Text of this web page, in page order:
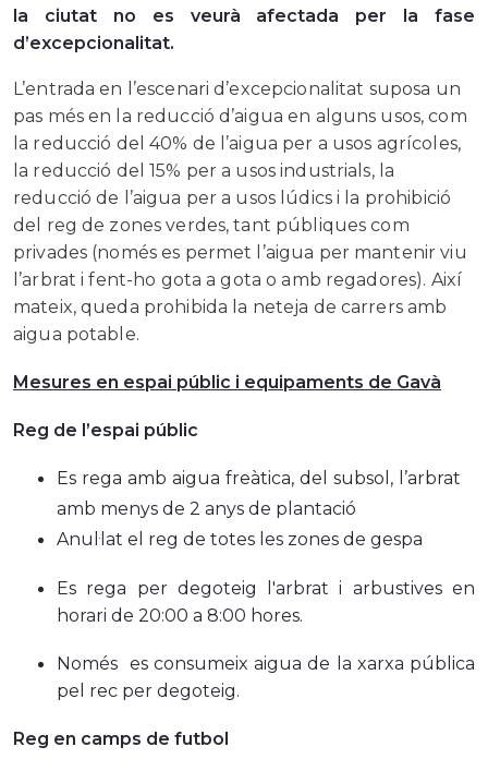
la ciutat no es veurà afectada per la fase
d’excepcionalitat.
L’entrada en l’escenari d’excepcionalitat suposa un
pas més en la reducció d’aigua en alguns usos, com
la reducció del 40% de l’aigua per a usos agrícoles,
la reducció del 15% per a usos industrials, la
reducció de l’aigua per a usos lúdics i la prohibició
del reg de zones verdes, tant públiques com
privades (només es permet l’aigua per mantenir viu
l’arbrat i fent-ho gota a gota o amb regadores). Així
mateix, queda prohibida la neteja de carrers amb
aigua potable.
Mesures en espai públic i equipaments de Gavà
Reg de l’espai públic
Es rega amb aigua freàtica, del subsol, l’arbrat
amb menys de 2 anys de plantació
Anul·lat el reg de totes les zones de gespa
Es rega per degoteig l'arbrat i arbustives en
horari de 20:00 a 8:00 hores.
Només es consumeix aigua de la xarxa pública
pel rec per degoteig.
Reg en camps de futbol